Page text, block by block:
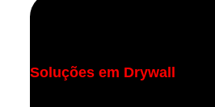
Soluções em Drywall